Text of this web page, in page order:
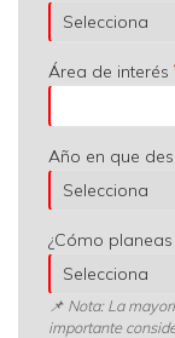
Área de interés
Año en que
¿Cómo
📌 Nota: La
importante